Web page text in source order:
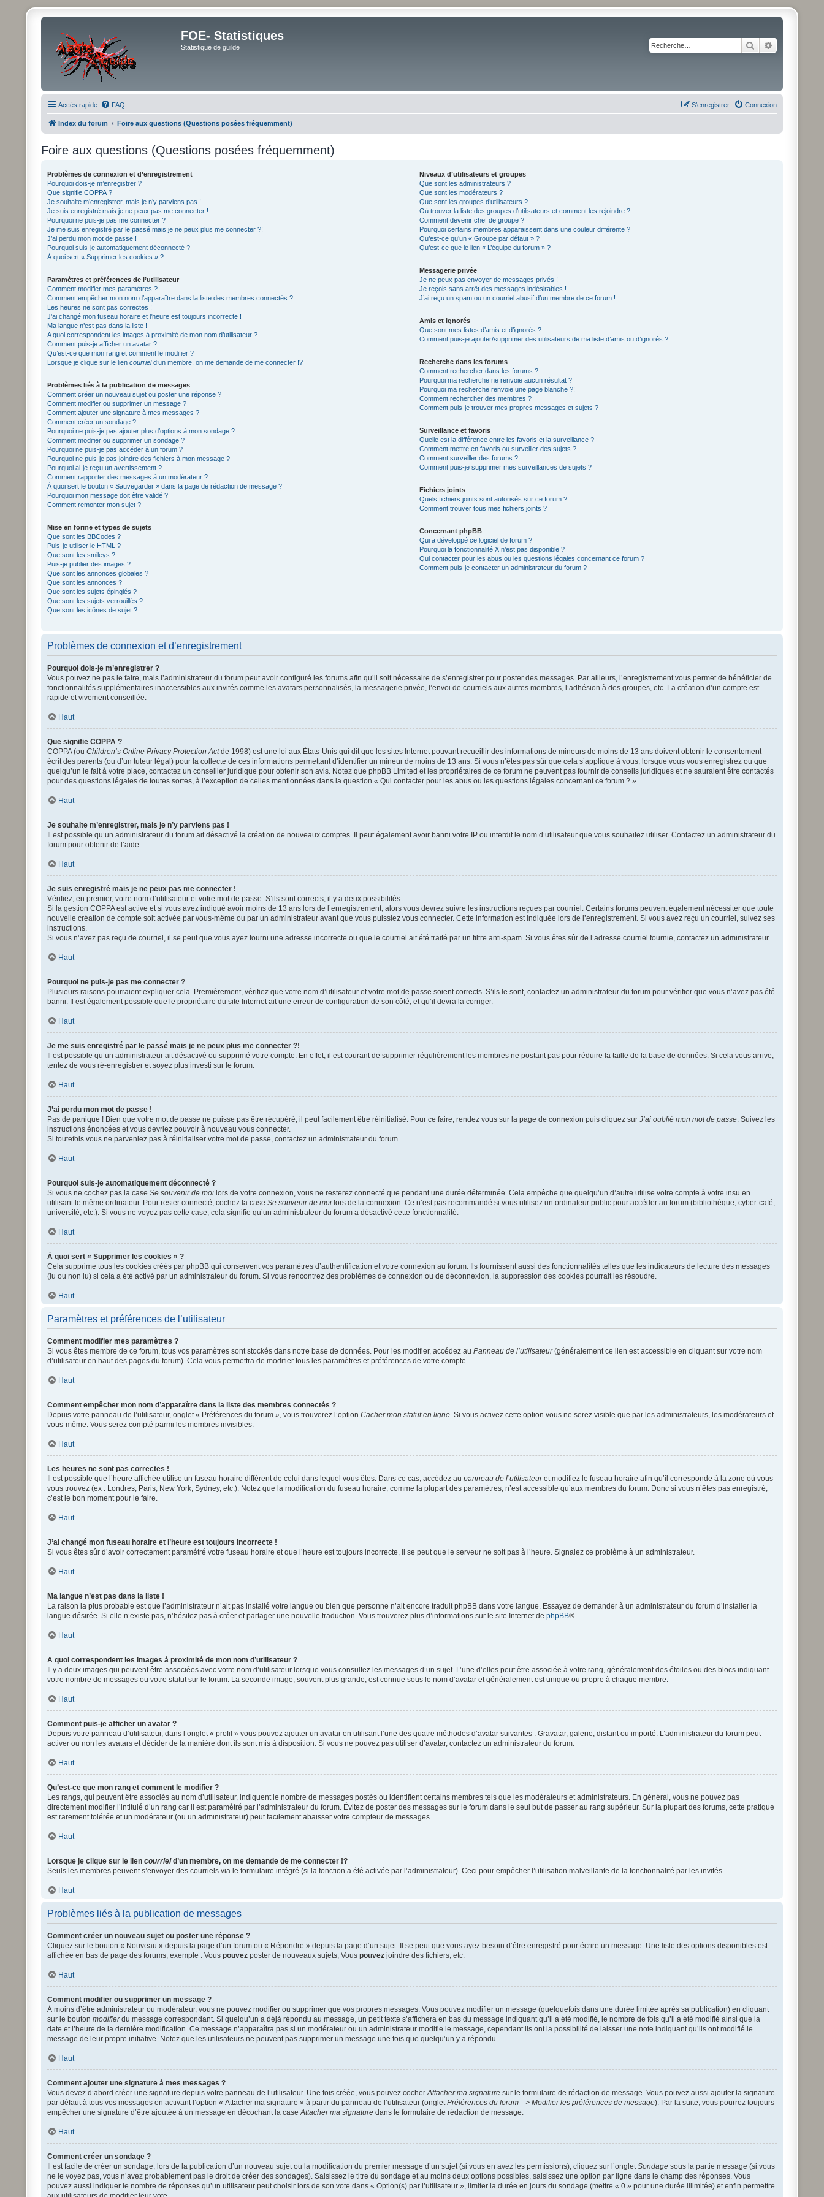
FOE- Statistiques
Statistique de guilde Rechercher
Accès rapide FAQ Connexion
S’enregistrer
Index du forum Foire aux questions (Questions posées fréquemment)
Foire aux questions (Questions posées fréquemment)
Problèmes de connexion et d’enregistrement
Pourquoi dois-je m’enregistrer ?
Que signifie COPPA ?
Je souhaite m’enregistrer, mais je n’y parviens pas !
Je suis enregistré mais je ne peux pas me connecter !
Pourquoi ne puis-je pas me connecter ?
Je me suis enregistré par le passé mais je ne peux plus me connecter ?!
J’ai perdu mon mot de passe !
Pourquoi suis-je automatiquement déconnecté ?
À quoi sert « Supprimer les cookies » ?
Paramètres et préférences de l’utilisateur
Comment modifier mes paramètres ?
Comment empêcher mon nom d’apparaître dans la liste des membres connectés ?
Les heures ne sont pas correctes !
J’ai changé mon fuseau horaire et l’heure est toujours incorrecte !
Ma langue n’est pas dans la liste !
A quoi correspondent les images à proximité de mon nom d’utilisateur ?
Comment puis-je afficher un avatar ?
Qu’est-ce que mon rang et comment le modifier ?
Lorsque je clique sur le liencourrield’un membre, on me demande de me connecter !?
Problèmes liés à la publication de messages
Comment créer un nouveau sujet ou poster une réponse ?
Comment modifier ou supprimer un message ?
Comment ajouter une signature à mes messages ?
Comment créer un sondage ?
Pourquoi ne puis-je pas ajouter plus d’options à mon sondage ?
Comment modifier ou supprimer un sondage ?
Pourquoi ne puis-je pas accéder à un forum ?
Pourquoi ne puis-je pas joindre des fichiers à mon message ?
Pourquoi ai-je reçu un avertissement ?
Comment rapporter des messages à un modérateur ?
À quoi sert le bouton « Sauvegarder » dans la page de rédaction de message ?
Pourquoi mon message doit être validé ?
Comment remonter mon sujet ?
Mise en forme et types de sujets
Que sont les BBCodes ?
Puis-je utiliser le HTML ?
Que sont les smileys ?
Puis-je publier des images ?
Que sont les annonces globales ?
Que sont les annonces ?
Que sont les sujets épinglés ?
Que sont les sujets verrouillés ?
Que sont les icônes de sujet ?
Niveaux d’utilisateurs et groupes
Que sont les administrateurs ?
Que sont les modérateurs ?
Que sont les groupes d’utilisateurs ?
Où trouver la liste des groupes d’utilisateurs et comment les rejoindre ?
Comment devenir chef de groupe ?
Pourquoi certains membres apparaissent dans une couleur différente ?
Qu’est-ce qu’un « Groupe par défaut » ?
Qu’est-ce que le lien « L’équipe du forum » ?
Messagerie privée
Je ne peux pas envoyer de messages privés !
Je reçois sans arrêt des messages indésirables !
J’ai reçu un spam ou un courriel abusif d’un membre de ce forum !
Amis et ignorés
Que sont mes listes d’amis et d’ignorés ?
Comment puis-je ajouter/supprimer des utilisateurs de ma liste d’amis ou d’ignorés ?
Recherche dans les forums
Comment rechercher dans les forums ?
Pourquoi ma recherche ne renvoie aucun résultat ?
Pourquoi ma recherche renvoie une page blanche ?!
Comment rechercher des membres ?
Comment puis-je trouver mes propres messages et sujets ?
Surveillance et favoris
Quelle est la différence entre les favoris et la surveillance ?
Comment mettre en favoris ou surveiller des sujets ?
Comment surveiller des forums ?
Comment puis-je supprimer mes surveillances de sujets ?
Fichiers joints
Quels fichiers joints sont autorisés sur ce forum ?
Comment trouver tous mes fichiers joints ?
Concernant phpBB
Qui a développé ce logiciel de forum ?
Pourquoi la fonctionnalité X n’est pas disponible ?
Qui contacter pour les abus ou les questions légales concernant ce forum ?
Comment puis-je contacter un administrateur du forum ?
Problèmes de connexion et d’enregistrement
Pourquoi dois-je m’enregistrer ?
Vous pouvez ne pas le faire, mais l’administrateur du forum peut avoir configuré les forums afin qu’il soit nécessaire de s’enregistrer pour poster des messages. Par ailleurs, l’enregistrement vous permet de bénéficier de
fonctionnalités supplémentaires inaccessibles aux invités comme les avatars personnalisés, la messagerie privée, l’envoi de courriels aux autres membres, l’adhésion à des groupes, etc. La création d’un compte est
rapide et vivement conseillée.
Haut
Que signifie COPPA ?
COPPA (ouChildren’s Online Privacy Protection Actde 1998) est une loi aux États-Unis qui dit que les sites Internet pouvant recueillir des informations de mineurs de moins de 13 ans doivent obtenir le consentement
écrit des parents (ou d’un tuteur légal) pour la collecte de ces informations permettant d’identifier un mineur de moins de 13 ans. Si vous n’êtes pas sûr que cela s’applique à vous, lorsque vous vous enregistrez ou que
quelqu’un le fait à votre place, contactez un conseiller juridique pour obtenir son avis. Notez que phpBB Limited et les propriétaires de ce forum ne peuvent pas fournir de conseils juridiques et ne sauraient être contactés
pour des questions légales de toutes sortes, à l’exception de celles mentionnées dans la question « Qui contacter pour les abus ou les questions légales concernant ce forum ? ».
Haut
Je souhaite m’enregistrer, mais je n’y parviens pas !
Il est possible qu’un administrateur du forum ait désactivé la création de nouveaux comptes. Il peut également avoir banni votre IP ou interdit le nom d’utilisateur que vous souhaitez utiliser. Contactez un administrateur du
forum pour obtenir de l’aide.
Haut
Je suis enregistré mais je ne peux pas me connecter !
Vérifiez, en premier, votre nom d’utilisateur et votre mot de passe. S’ils sont corrects, il y a deux possibilités :
Si la gestion COPPA est active et si vous avez indiqué avoir moins de 13 ans lors de l’enregistrement, alors vous devrez suivre les instructions reçues par courriel. Certains forums peuvent également nécessiter que toute
nouvelle création de compte soit activée par vous-même ou par un administrateur avant que vous puissiez vous connecter. Cette information est indiquée lors de l’enregistrement. Si vous avez reçu un courriel, suivez ses
instructions.
Si vous n’avez pas reçu de courriel, il se peut que vous ayez fourni une adresse incorrecte ou que le courriel ait été traité par un filtre anti-spam. Si vous êtes sûr de l’adresse courriel fournie, contactez un administrateur.
Haut
Pourquoi ne puis-je pas me connecter ?
Plusieurs raisons pourraient expliquer cela. Premièrement, vérifiez que votre nom d’utilisateur et votre mot de passe soient corrects. S’ils le sont, contactez un administrateur du forum pour vérifier que vous n’avez pas été
banni. Il est également possible que le propriétaire du site Internet ait une erreur de configuration de son côté, et qu’il devra la corriger.
Haut
Je me suis enregistré par le passé mais je ne peux plus me connecter ?!
Il est possible qu’un administrateur ait désactivé ou supprimé votre compte. En effet, il est courant de supprimer régulièrement les membres ne postant pas pour réduire la taille de la base de données. Si cela vous arrive,
tentez de vous ré-enregistrer et soyez plus investi sur le forum.
Haut
J’ai perdu mon mot de passe !
Pas de panique ! Bien que votre mot de passe ne puisse pas être récupéré, il peut facilement être réinitialisé. Pour ce faire, rendez vous sur la page de connexion puis cliquez surJ’ai oublié mon mot de passe. Suivez les
instructions énoncées et vous devriez pouvoir à nouveau vous connecter.
Si toutefois vous ne parveniez pas à réinitialiser votre mot de passe, contactez un administrateur du forum.
Haut
Pourquoi suis-je automatiquement déconnecté ?
Si vous ne cochez pas la caseSe souvenir de moi lors de votre connexion, vous ne resterez connecté que pendant une durée déterminée. Cela empêche que quelqu’un d’autre utilise votre compte à votre insu en
utilisant le même ordinateur. Pour rester connecté, cochez la caseSe souvenir de moi lors de la connexion. Ce n’est pas recommandé si vous utilisez un ordinateur public pour accéder au forum (bibliothèque, cyber-café,
université, etc.). Si vous ne voyez pas cette case, cela signifie qu’un administrateur du forum a désactivé cette fonctionnalité.
Haut
À quoi sert « Supprimer les cookies » ?
Cela supprime tous les cookies créés par phpBB qui conservent vos paramètres d’authentification et votre connexion au forum. Ils fournissent aussi des fonctionnalités telles que les indicateurs de lecture des messages
(lu ou non lu) si cela a été activé par un administrateur du forum. Si vous rencontrez des problèmes de connexion ou de déconnexion, la suppression des cookies pourrait les résoudre.
Haut
Paramètres et préférences de l’utilisateur
Comment modifier mes paramètres ?
Si vous êtes membre de ce forum, tous vos paramètres sont stockés dans notre base de données. Pour les modifier, accédez auPanneau de l’utilisateur(généralement ce lien est accessible en cliquant sur votre nom
d’utilisateur en haut des pages du forum). Cela vous permettra de modifier tous les paramètres et préférences de votre compte.
Haut
Comment empêcher mon nom d’apparaître dans la liste des membres connectés ?
Depuis votre panneau de l’utilisateur, onglet « Préférences du forum », vous trouverez l’optionCacher mon statut en ligne. Si vous activez cette option vous ne serez visible que par les administrateurs, les modérateurs et
vous-même. Vous serez compté parmi les membres invisibles.
Haut
Les heures ne sont pas correctes !
Il est possible que l’heure affichée utilise un fuseau horaire différent de celui dans lequel vous êtes. Dans ce cas, accédez aupanneau de l’utilisateuret modifiez le fuseau horaire afin qu’il corresponde à la zone où vous
vous trouvez (ex : Londres, Paris, New York, Sydney, etc.). Notez que la modification du fuseau horaire, comme la plupart des paramètres, n’est accessible qu’aux membres du forum. Donc si vous n’êtes pas enregistré,
c’est le bon moment pour le faire.
Haut
J’ai changé mon fuseau horaire et l’heure est toujours incorrecte !
Si vous êtes sûr d’avoir correctement paramétré votre fuseau horaire et que l’heure est toujours incorrecte, il se peut que le serveur ne soit pas à l’heure. Signalez ce problème à un administrateur.
Haut
Ma langue n’est pas dans la liste !
La raison la plus probable est que l’administrateur n’ait pas installé votre langue ou bien que personne n’ait encore traduit phpBB dans votre langue. Essayez de demander à un administrateur du forum d’installer la
langue désirée. Si elle n’existe pas, n’hésitez pas à créer et partager une nouvelle traduction. Vous trouverez plus d’informations sur le site Internet dephpBB®.
Haut
A quoi correspondent les images à proximité de mon nom d’utilisateur ?
Il y a deux images qui peuvent être associées avec votre nom d’utilisateur lorsque vous consultez les messages d’un sujet. L’une d’elles peut être associée à votre rang, généralement des étoiles ou des blocs indiquant
votre nombre de messages ou votre statut sur le forum. La seconde image, souvent plus grande, est connue sous le nom d’avatar et généralement est unique ou propre à chaque membre.
Haut
Comment puis-je afficher un avatar ?
Depuis votre panneau d’utilisateur, dans l’onglet « profil » vous pouvez ajouter un avatar en utilisant l’une des quatre méthodes d’avatar suivantes : Gravatar, galerie, distant ou importé. L’administrateur du forum peut
activer ou non les avatars et décider de la manière dont ils sont mis à disposition. Si vous ne pouvez pas utiliser d’avatar, contactez un administrateur du forum.
Haut
Qu’est-ce que mon rang et comment le modifier ?
Les rangs, qui peuvent être associés au nom d’utilisateur, indiquent le nombre de messages postés ou identifient certains membres tels que les modérateurs et administrateurs. En général, vous ne pouvez pas
directement modifier l’intitulé d’un rang car il est paramétré par l’administrateur du forum. Évitez de poster des messages sur le forum dans le seul but de passer au rang supérieur. Sur la plupart des forums, cette pratique
est rarement tolérée et un modérateur (ou un administrateur) peut facilement abaisser votre compteur de messages.
Haut
Lorsque je clique sur le liencourrield’un membre, on me demande de me connecter !?
Seuls les membres peuvent s’envoyer des courriels via le formulaire intégré (si la fonction a été activée par l’administrateur). Ceci pour empêcher l’utilisation malveillante de la fonctionnalité par les invités.
Haut
Problèmes liés à la publication de messages
Comment créer un nouveau sujet ou poster une réponse ?
Cliquez sur le bouton « Nouveau » depuis la page d’un forum ou « Répondre » depuis la page d’un sujet. Il se peut que vous ayez besoin d’être enregistré pour écrire un message. Une liste des options disponibles est
affichée en bas de page des forums, exemple : Vouspouvez poster de nouveaux sujets, Vouspouvez joindre des fichiers, etc.
Haut
Comment modifier ou supprimer un message ?
À moins d’être administrateur ou modérateur, vous ne pouvez modifier ou supprimer que vos propres messages. Vous pouvez modifier un message (quelquefois dans une durée limitée après sa publication) en cliquant
sur le boutonmodifierdu message correspondant. Si quelqu’un a déjà répondu au message, un petit texte s’affichera en bas du message indiquant qu’il a été modifié, le nombre de fois qu’il a été modifié ainsi que la
date et l’heure de la dernière modification. Ce message n’apparaîtra pas si un modérateur ou un administrateur modifie le message, cependant ils ont la possibilité de laisser une note indiquant qu’ils ont modifié le
message de leur propre initiative. Notez que les utilisateurs ne peuvent pas supprimer un message une fois que quelqu’un y a répondu.
Haut
Comment ajouter une signature à mes messages ?
Vous devez d’abord créer une signature depuis votre panneau de l’utilisateur. Une fois créée, vous pouvez cocherAttacher ma signature sur le formulaire de rédaction de message. Vous pouvez aussi ajouter la signature
par défaut à tous vos messages en activant l’option « Attacher ma signature » à partir du panneau de l’utilisateur (ongletPréférences du forum --> Modifier les préférences de message). Par la suite, vous pourrez toujours
empêcher une signature d’être ajoutée à un message en décochant la caseAttacher ma signature dans le formulaire de rédaction de message.
Haut
Comment créer un sondage ?
Il est facile de créer un sondage, lors de la publication d’un nouveau sujet ou la modification du premier message d’un sujet (si vous en avez les permissions), cliquez sur l’ongletSondage sous la partie message (si vous
ne le voyez pas, vous n’avez probablement pas le droit de créer des sondages). Saisissez le titre du sondage et au moins deux options possibles, saisissez une option par ligne dans le champ des réponses. Vous
pouvez aussi indiquer le nombre de réponses qu’un utilisateur peut choisir lors de son vote dans « Option(s) par l’utilisateur », limiter la durée en jours du sondage (mettre « 0 » pour une durée illimitée) et enfin permettre